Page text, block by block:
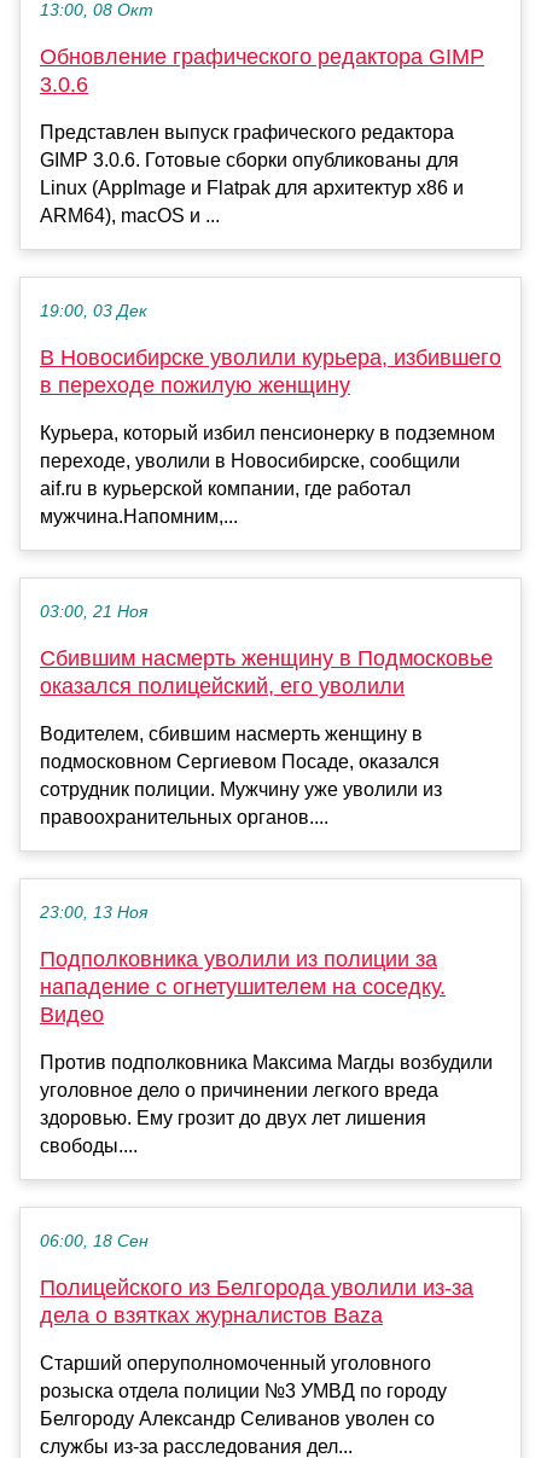
13:00, 08 Окт
Обновление графического редактора GIMP
3.0.6
Представлен выпуск графического редактора
GIMP 3.0.6. Готовые сборки опубликованы для
Linux (AppImage и Flatpak для архитектур x86 и
ARM64), macOS и ...
19:00, 03 Дек
В Новосибирске уволили курьера, избившего
в переходе пожилую женщину
Курьера, который избил пенсионерку в подземном
переходе, уволили в Новосибирске, сообщили
aif.ru в курьерской компании, где работал
мужчина.Напомним,...
03:00, 21 Ноя
Сбившим насмерть женщину в Подмосковье
оказался полицейский, его уволили
Водителем, сбившим насмерть женщину в
подмосковном Сергиевом Посаде, оказался
сотрудник полиции. Мужчину уже уволили из
правоохранительных органов....
23:00, 13 Ноя
Подполковника уволили из полиции за
нападение с огнетушителем на соседку.
Видео
Против подполковника Максима Магды возбудили
уголовное дело о причинении легкого вреда
здоровью. Ему грозит до двух лет лишения
свободы....
06:00, 18 Сен
Полицейского из Белгорода уволили из-за
дела о взятках журналистов Baza
Старший оперуполномоченный уголовного
розыска отдела полиции №3 УМВД по городу
Белгороду Александр Селиванов уволен со
службы из-за расследования дел...